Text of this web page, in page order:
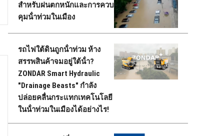
สําหรับฝนตกหนักและการควบ
คุมน้ําท่วมในเมือง
รถไฟใต้ดินถูกน้ําท่วม ห้าง
สรรพสินค้าจมอยู่ใต้น้ํา?
ZONDAR Smart Hydraulic
"Drainage Beasts" กําลัง
ปล่อยคลื่นกระแทกเทคโนโลยี
ในน้ําท่วมในเมืองได้อย่างไร!